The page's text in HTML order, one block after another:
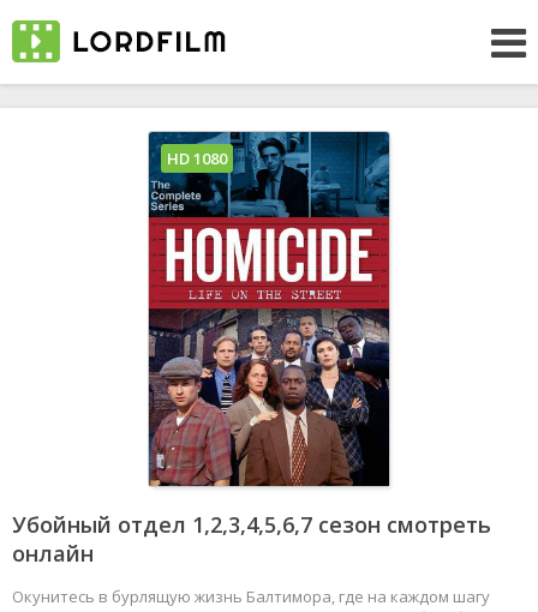
Убойный отдел 1,2,3,4,5,6,7 сезон смотреть
онлайн
Окунитесь в бурлящую жизнь Балтимора, где на каждом шагу
HD 1080